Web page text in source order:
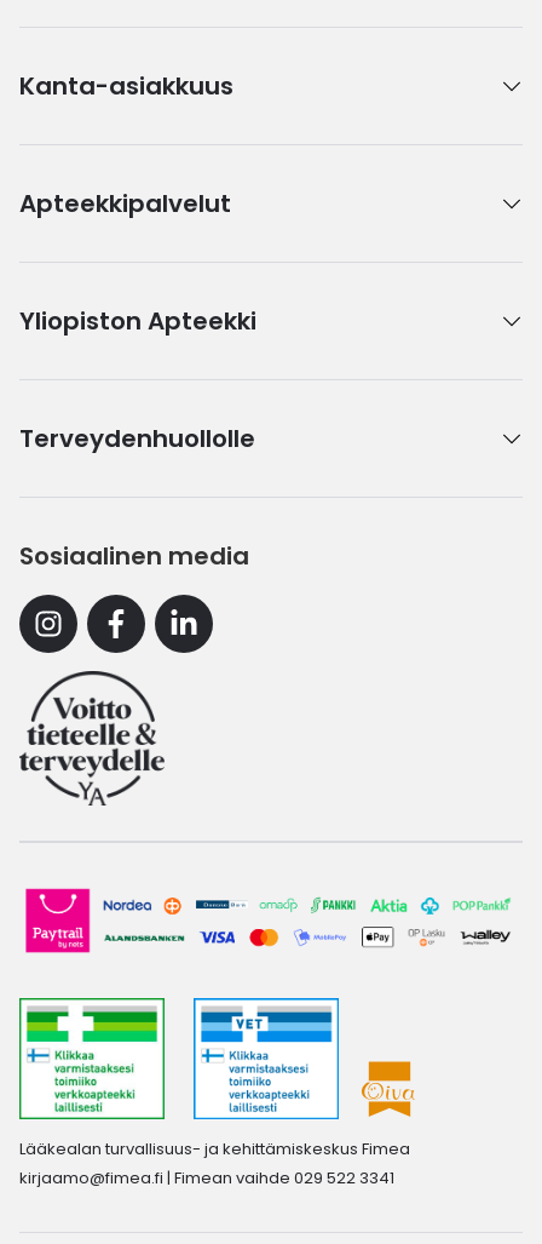
Kanta-asiakkuus
Apteekkipalvelut
Yliopiston Apteekki
Terveydenhuollolle
Sosiaalinen media
InstagramFacebookLinkedin
Lääkealan turvallisuus- ja kehittämiskeskus Fimea
kirjaamo@fimea.fi | Fimean vaihde 029 522 3341